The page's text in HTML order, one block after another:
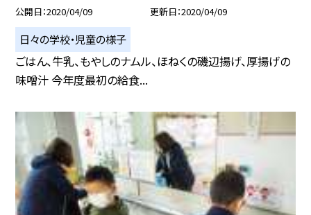
公開日 2020/04/09 更新日 2020/04/09
日々の学校・児童の様子
ごはん、牛乳、もやしのナムル、ほねくの磯辺揚げ、厚揚げの
味噌汁 今年度最初の給食...